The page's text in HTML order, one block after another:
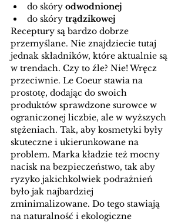
do skóry odwodnionej
do skóry trądzikowej
Receptury są bardzo dobrze
przemyślane. Nie znajdziecie tutaj
jednak składników, które aktualnie są
w trendach. Czy to źle? Nie! Wręcz
przeciwnie. Le Coeur stawia na
prostotę, dodając do swoich
produktów sprawdzone surowce w
ograniczonej liczbie, ale w wyższych
stężeniach. Tak, aby kosmetyki były
skuteczne i ukierunkowane na
problem. Marka kładzie też mocny
nacisk na bezpieczeństwo, tak aby
ryzyko jakichkolwiek podrażnień
było jak najbardziej
zminimalizowane. Do tego stawiają
na naturalność i ekologiczne